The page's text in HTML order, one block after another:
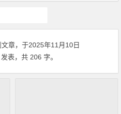
章，于2025年11月10日
发表，共 206 字。